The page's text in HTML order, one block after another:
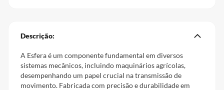
Descrição:
A Esfera é um componente fundamental em diversos
sistemas mecânicos, incluindo maquinários agrícolas,
desempenhando um papel crucial na transmissão de
movimento. Fabricada com precisão e durabilidade em